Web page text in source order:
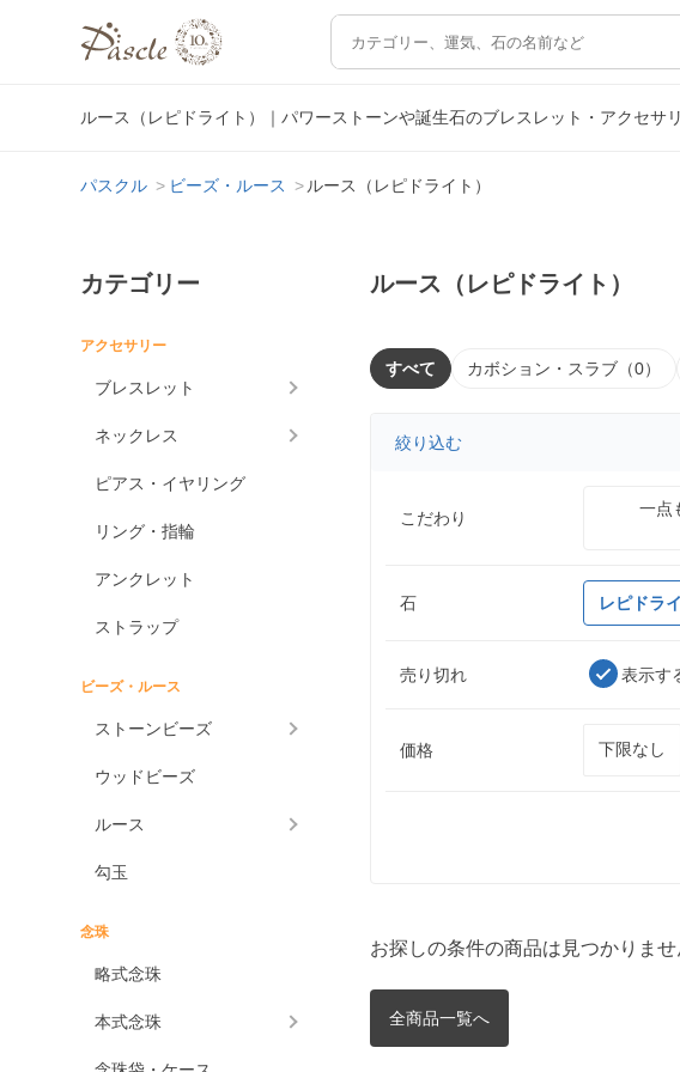
ルース（レピドライト）｜パワーストーンや誕生石のブレスレット・アクセサ
パスクル ビーズ・ルース ルース（レピドライト）
カテゴリー
アクセサリー
ブレスレット
ネックレス
ピアス・イヤリング
リング・指輪
アンクレット
ストラップ
ビーズ・ルース
ストーンビーズ
ウッドビーズ
ルース
勾玉
念珠
略式念珠
本式念珠
ルース（レピドライト）
すべて カボション・スラブ（0）
絞り込む
こだわり 一点
石 レピドラ
売り切れ 表示す
価格
お探しの条件の商品は見つかりま
全商品一覧へ